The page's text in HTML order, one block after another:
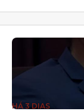
HÁ 3 DIAS